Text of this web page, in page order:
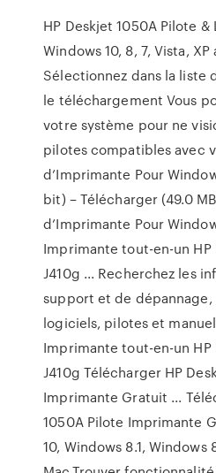
HP Deskjet 1050A Pilote
Windows 10, 8, 7, Vista, XP
Sélectionnez dans la liste
le téléchargement Vous
votre système pour ne
pilotes compatibles avec
d’Imprimante Pour
bit) – Télécharger (49.0
d’Imprimante Pour
Imprimante tout-en-un HP
J410g ... Recherchez les
support et de dépannage,
logiciels, pilotes et
Imprimante tout-en-un HP
J410g Télécharger HP
Imprimante Gratuit ...
1050A Pilote Imprimante
10, Windows 8.1, Windows